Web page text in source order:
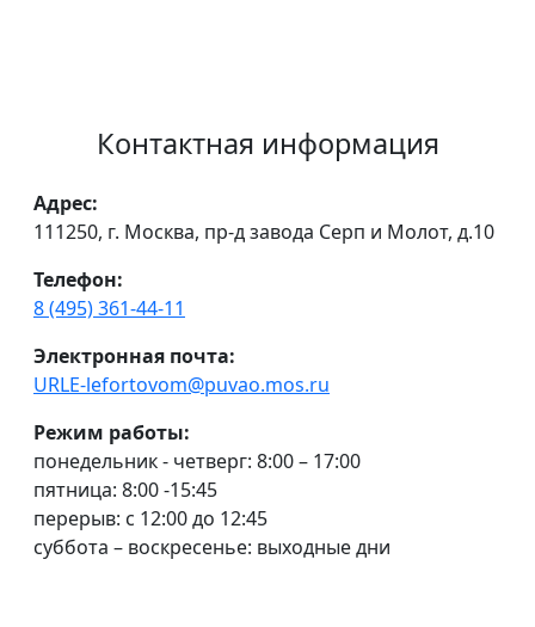
Контактная информация
Адрес:
111250, г. Москва, пр-д завода Серп и Молот, д.10
Телефон:
8 (495) 361-44-11
Электронная почта:
URLE-lefortovom@puvao.mos.ru
Режим работы:
понедельник - четверг: 8:00 – 17:00
пятница: 8:00 -15:45
перерыв: с 12:00 до 12:45
суббота – воскресенье: выходные дни